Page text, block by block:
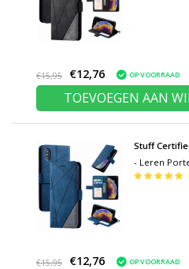
€15,95 €12,76 OP VOORRAAD
TOEVOEGEN AAN
Stuff
- Leren
Cas Hoesje
€15,95 €12,76 OP VOORRAAD